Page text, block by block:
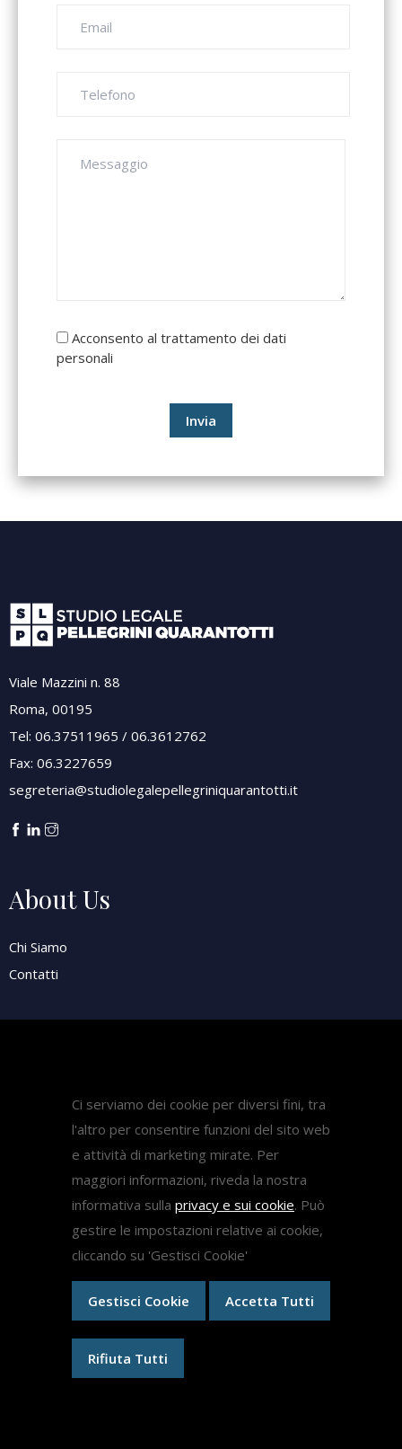
Ci serviamo dei cookie per diversi fini, tra
l'altro per consentire funzioni del sito web
e attività di marketing mirate. Per
maggiori informazioni, riveda la nostra
informativa sulla privacy e sui cookie. Può
gestire le impostazioni relative ai cookie,
cliccando su 'Gestisci Cookie'
Gestisci Cookie Accetta Tutti
Rifiuta Tutti
Acconsento al trattamento dei dati
personali
Invia
Viale Mazzini n. 88
Roma, 00195
Tel: 06.37511965 / 06.3612762
Fax: 06.3227659
segreteria@studiolegalepellegriniquarantotti.it
About Us
Chi Siamo
Contatti
Pubblicazioni
Diritto Sanitario
Diritto del lavoro
Come fare ricorso medicina
Ricorsi
Ricorsi Test Medicina 2024
Medici Ex Specializzandi
Ricorsi specializzazioni mediche